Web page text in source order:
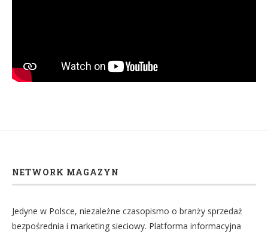
NETWORK MAGAZYN
Jedyne w Polsce, niezależne czasopismo o branży sprzedaż
bezpośrednia i marketing sieciowy. Platforma informacyjna